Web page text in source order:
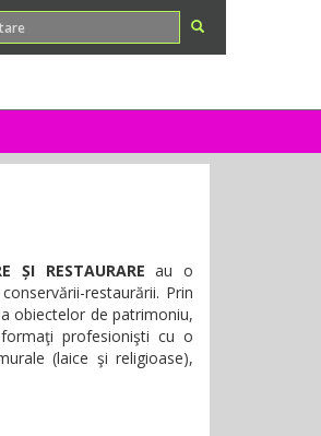
RESTAURARE au o
restaurării. Prin
obiectelor de patrimoniu,
profesionişti cu o
(laice şi religioase),